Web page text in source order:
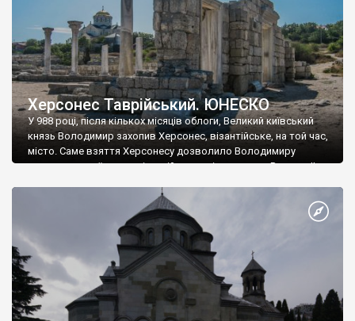
Херсонес Таврійський. ЮНЕСКО
У 988 році, після кількох місяців облоги, Великий київський
князь Володимир захопив Херсонес, візантійське, на той час,
місто. Саме взяття Херсонесу дозволило Володимиру
диктувати свої умови візантійському імператору Василю ІІ, та
Херсонесі Володимир-язичник, став Василем-християнином.
А потім було Хрещення Русі. На честь Херсонесу Таврійського